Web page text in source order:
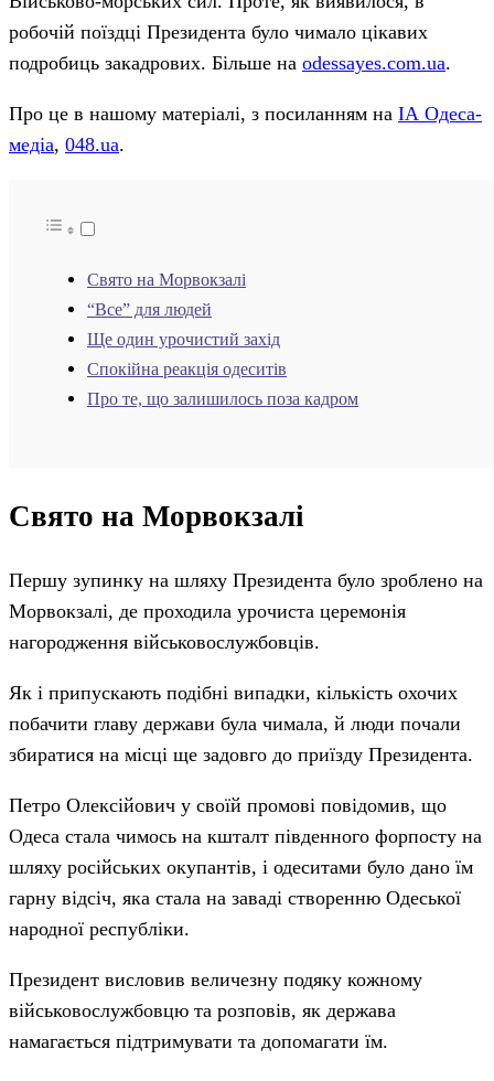
робочій поїздці Президента було чимало цікавих
подробиць закадрових. Більше на odessayes.com.ua.
Про це в нашому матеріалі, з посиланням на ІА Одеса-
медіа, 048.ua.
Свято на Морвокзалі
“Все” для людей
Ще один урочистий захід
Спокійна реакція одеситів
Про те, що залишилось поза кадром
Свято на Морвокзалі
Першу зупинку на шляху Президента було зроблено на
Морвокзалі, де проходила урочиста церемонія
нагородження військовослужбовців.
Як і припускають подібні випадки, кількість охочих
побачити главу держави була чимала, й люди почали
збиратися на місці ще задовго до приїзду Президента.
Петро Олексійович у своїй промові повідомив, що
Одеса стала чимось на кшталт південного форпосту на
шляху російських окупантів, і одеситами було дано їм
гарну відсіч, яка стала на заваді створенню Одеської
народної республіки.
Президент висловив величезну подяку кожному
військовослужбовцю та розповів, як держава
намагається підтримувати та допомагати їм.